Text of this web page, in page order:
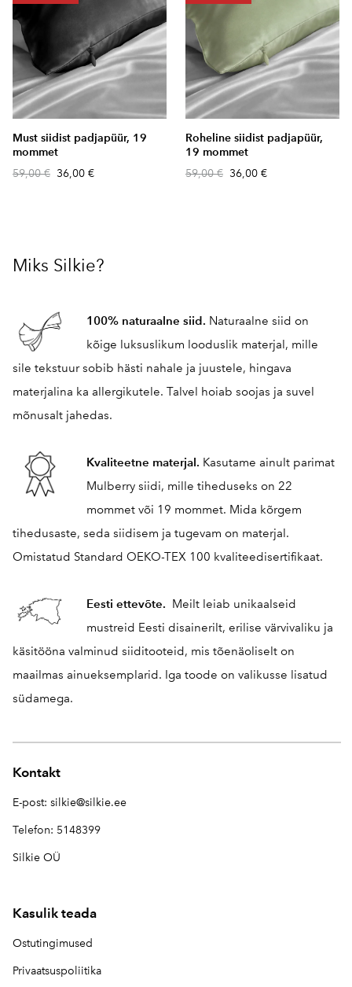
Must siidist padjapüür, 19
mommet
59,00 € 36,00 €
Roheline siidist padjapüür,
19 mommet
59,00 € 36,00 €
Miks Silkie?
100% naturaalne siid. Naturaalne siid on
kõige luksuslikum looduslik materjal, mille
sile tekstuur sobib hästi nahale ja juustele, hingava
materjalina ka allergikutele. Talvel hoiab soojas ja suvel
mõnusalt jahedas.
Kvaliteetne materjal. Kasutame ainult parimat
Mulberry siidi, mille tiheduseks on 22
mommet või 19 mommet. Mida kõrgem
tihedusaste, seda siidisem ja tugevam on materjal.
Omistatud Standard OEKO-TEX 100 kvaliteedisertifikaat.
Eesti ettevõte. Meilt leiab unikaalseid
mustreid Eesti disainerilt, erilise värvivaliku ja
käsitööna valminud siiditooteid, mis tõenäoliselt on
maailmas ainueksemplarid. Iga toode on valikusse lisatud
südamega.
Kontakt
E-post: silkie@silkie.ee
Telefon: 5148399
Silkie OÜ
Kasulik teada
Ostutingimused
Privaatsuspoliitika